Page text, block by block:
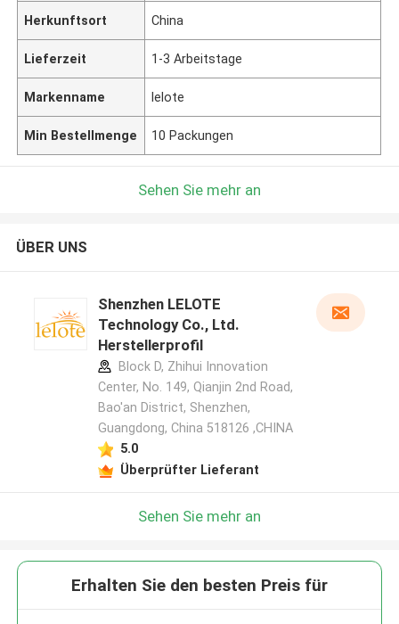
Herkunftsort China
Lieferzeit 1-3 Arbeitstage
Markenname lelote
Min Bestellmenge 10 Packungen
Sehen Sie mehr an
ÜBER UNS
Shenzhen LELOTE
Technology Co., Ltd.
Herstellerprofil
Block D, Zhihui Innovation
Center, No. 149, Qianjin 2nd Road,
Bao'an District, Shenzhen,
Guangdong, China 518126 ,CHINA
5.0
Überprüfter Lieferant
Sehen Sie mehr an
Erhalten Sie den besten Preis für